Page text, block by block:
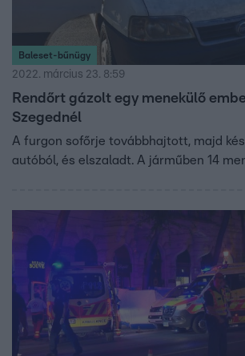
Baleset-bűnügy
2022. március 23. 8:59
Rendőrt gázolt egy menekülő
Szegednél
A furgon sofőrje továbbhajtott, majd
autóból, és elszaladt. A járműben 14